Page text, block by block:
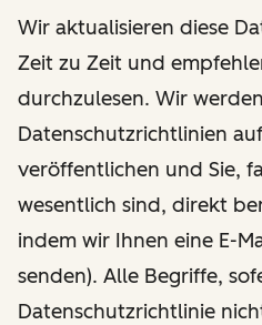
Wir aktualisieren diese
Zeit zu Zeit und
durchzulesen. Wir
Datenschutzrichtlinien
veröffentlichen und Sie,
wesentlich sind, direkt
indem wir Ihnen eine E-
senden). Alle Begriffe,
Datenschutzrichtlinie